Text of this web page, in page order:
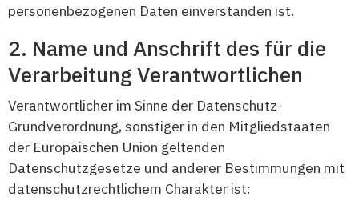
personenbezogenen Daten einverstanden ist.
Name und Anschrift des für die
Verarbeitung Verantwortlichen
Verantwortlicher im Sinne der Datenschutz-
Grundverordnung, sonstiger in den Mitgliedstaaten
der Europäischen Union geltenden
Datenschutzgesetze und anderer Bestimmungen mit
datenschutzrechtlichem Charakter ist: